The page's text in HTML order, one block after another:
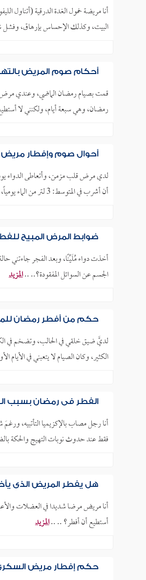
أنا مريضة خمول الغدة الدرقية (أتناول
البيت، وكذلك الإحساس بإرهاق، وفشل
أحكام صوم المريض
قمت بصيام رمضان الماضي، وعندي مرض
رمضان، وهي سبعة أيام، ولكنني لا
أحوال صوم وإفطار مريض
لدي مرض قلب مزمن، وأتعاطى الدواء
أن أشرب في المتوسط: 3 لتر من الماء يومياً، بناءً على العلاجات، وحالتي الصحية، وهذا أمر مستحيل إذا كنت سأصوم.. ..
ضوابط المرض المبيح
أخذت دواء مُلَيِّنًا، وبعد الفجر جاءتني
الجسم عن السوائل المفقودة؟.. ..المزيد
حكم من أفطر رمضان
لديَّ ضيق خلقي في الحالب، وتضخم في
الكثير، وكان الصيام لا يتعبني في
الفطر في رمضان بسبب
أنا رجل مصاب بالإكزيميا التأتبيه،
فقط عند حدوث نوبات التهيج والحكة
هل يفطر المريض الذي
أستطيع أن أفطر؟ .. ..المزيد
حكم إفطار مريض